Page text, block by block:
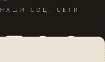
НАШИ СОЦ. СЕТИ